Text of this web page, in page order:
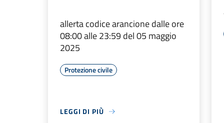
allerta codice arancione dalle ore
08:00 alle 23:59 del 05 maggio
2025
Protezione civile
LEGGI DI PIÙ